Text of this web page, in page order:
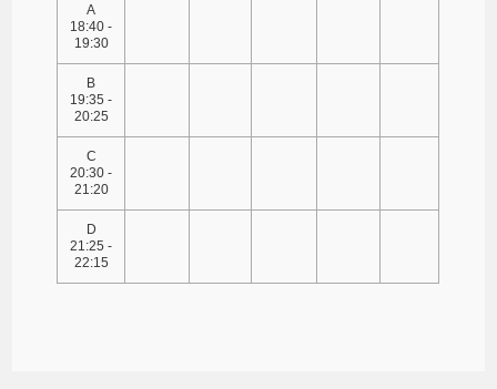
A
18:40 -
19:30
B
19:35 -
20:25
C
20:30 -
21:20
D
21:25 -
22:15